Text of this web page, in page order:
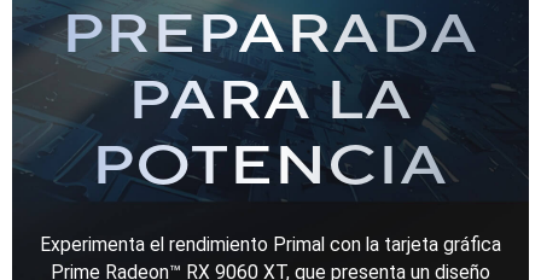
PREPARADA
PARA LA
POTENCIA
Experimenta el rendimiento Primal con la tarjeta gráfica
Prime Radeon™ RX 9060 XT, que presenta un diseño